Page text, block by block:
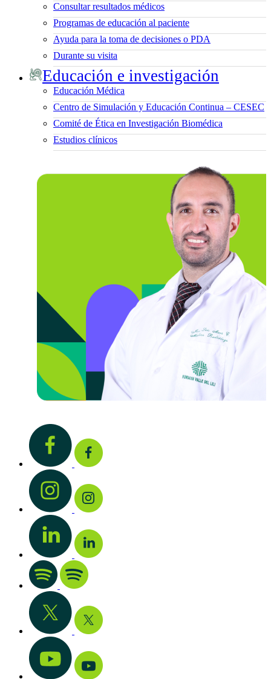
Consultar resultados médicos
Programas de educación al paciente
Ayuda para la toma de decisiones o PDA
Durante su visita
Educación e investigación
Educación Médica
Centro de Simulación y Educación Continua – CESEC
Comité de Ética en Investigación Biomédica
Estudios clínicos